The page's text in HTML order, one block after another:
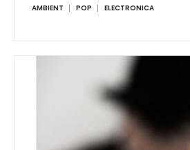
AMBIENT POP ELECTRONICA